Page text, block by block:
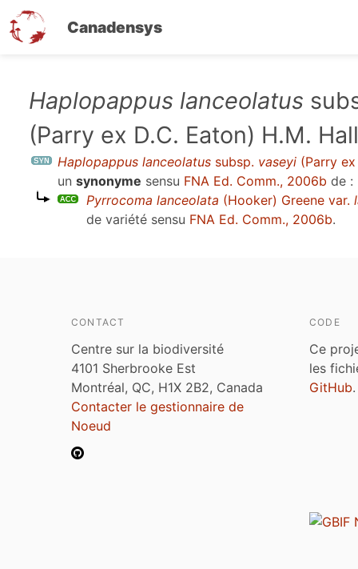
Canadensys
contenu
principal
Haplopappus lanceolatus
(Parry ex D.C. Eaton) H.M. Hall
Haplopappus lanceolatus subsp. vaseyi (Parry
un synonyme sensu FNA Ed. Comm., 2006b de :
Pyrrocoma lanceolata (Hooker) Greene var.
de variété sensu FNA Ed. Comm., 2006b.
CONTACT
Centre sur la biodiversité
4101 Sherbrooke Est
Montréal, QC, H1X 2B2, Canada
Contacter le gestionnaire de
Noeud
CODE
Ce
les
GitHub.